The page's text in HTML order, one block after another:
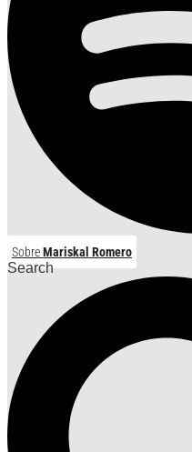
SobreMariskal Romero
Search